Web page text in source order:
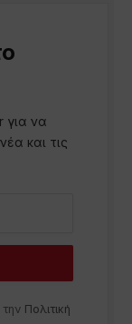
για να
και τις
Πολιτική